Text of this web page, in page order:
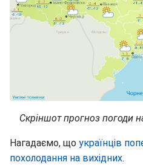
Скріншот прогноз погоди
Нагадаємо, що українців
похолодання на вихідних.